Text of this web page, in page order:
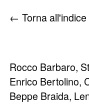
← Torna
Rocco Barbaro,
Enrico Bertolino,
Beppe Braida,